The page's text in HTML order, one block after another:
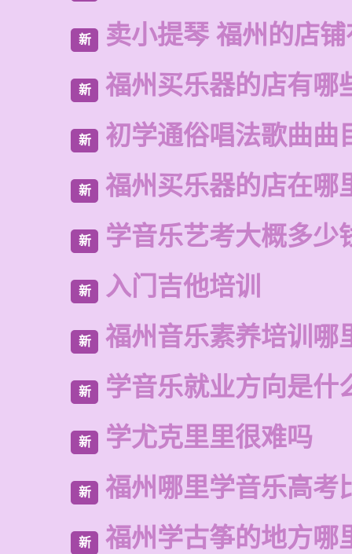
新 卖小提琴 福州的店
新 福州买乐器的店有哪
新 初学通俗唱法歌曲曲
新 福州买乐器的店在哪
新 学音乐艺考大概多少
新 入门吉他培训
新 福州音乐素养培训哪
新 学音乐就业方向是什
新 学尤克里里很难吗
新 福州哪里学音乐高考
新 福州学古筝的地方哪